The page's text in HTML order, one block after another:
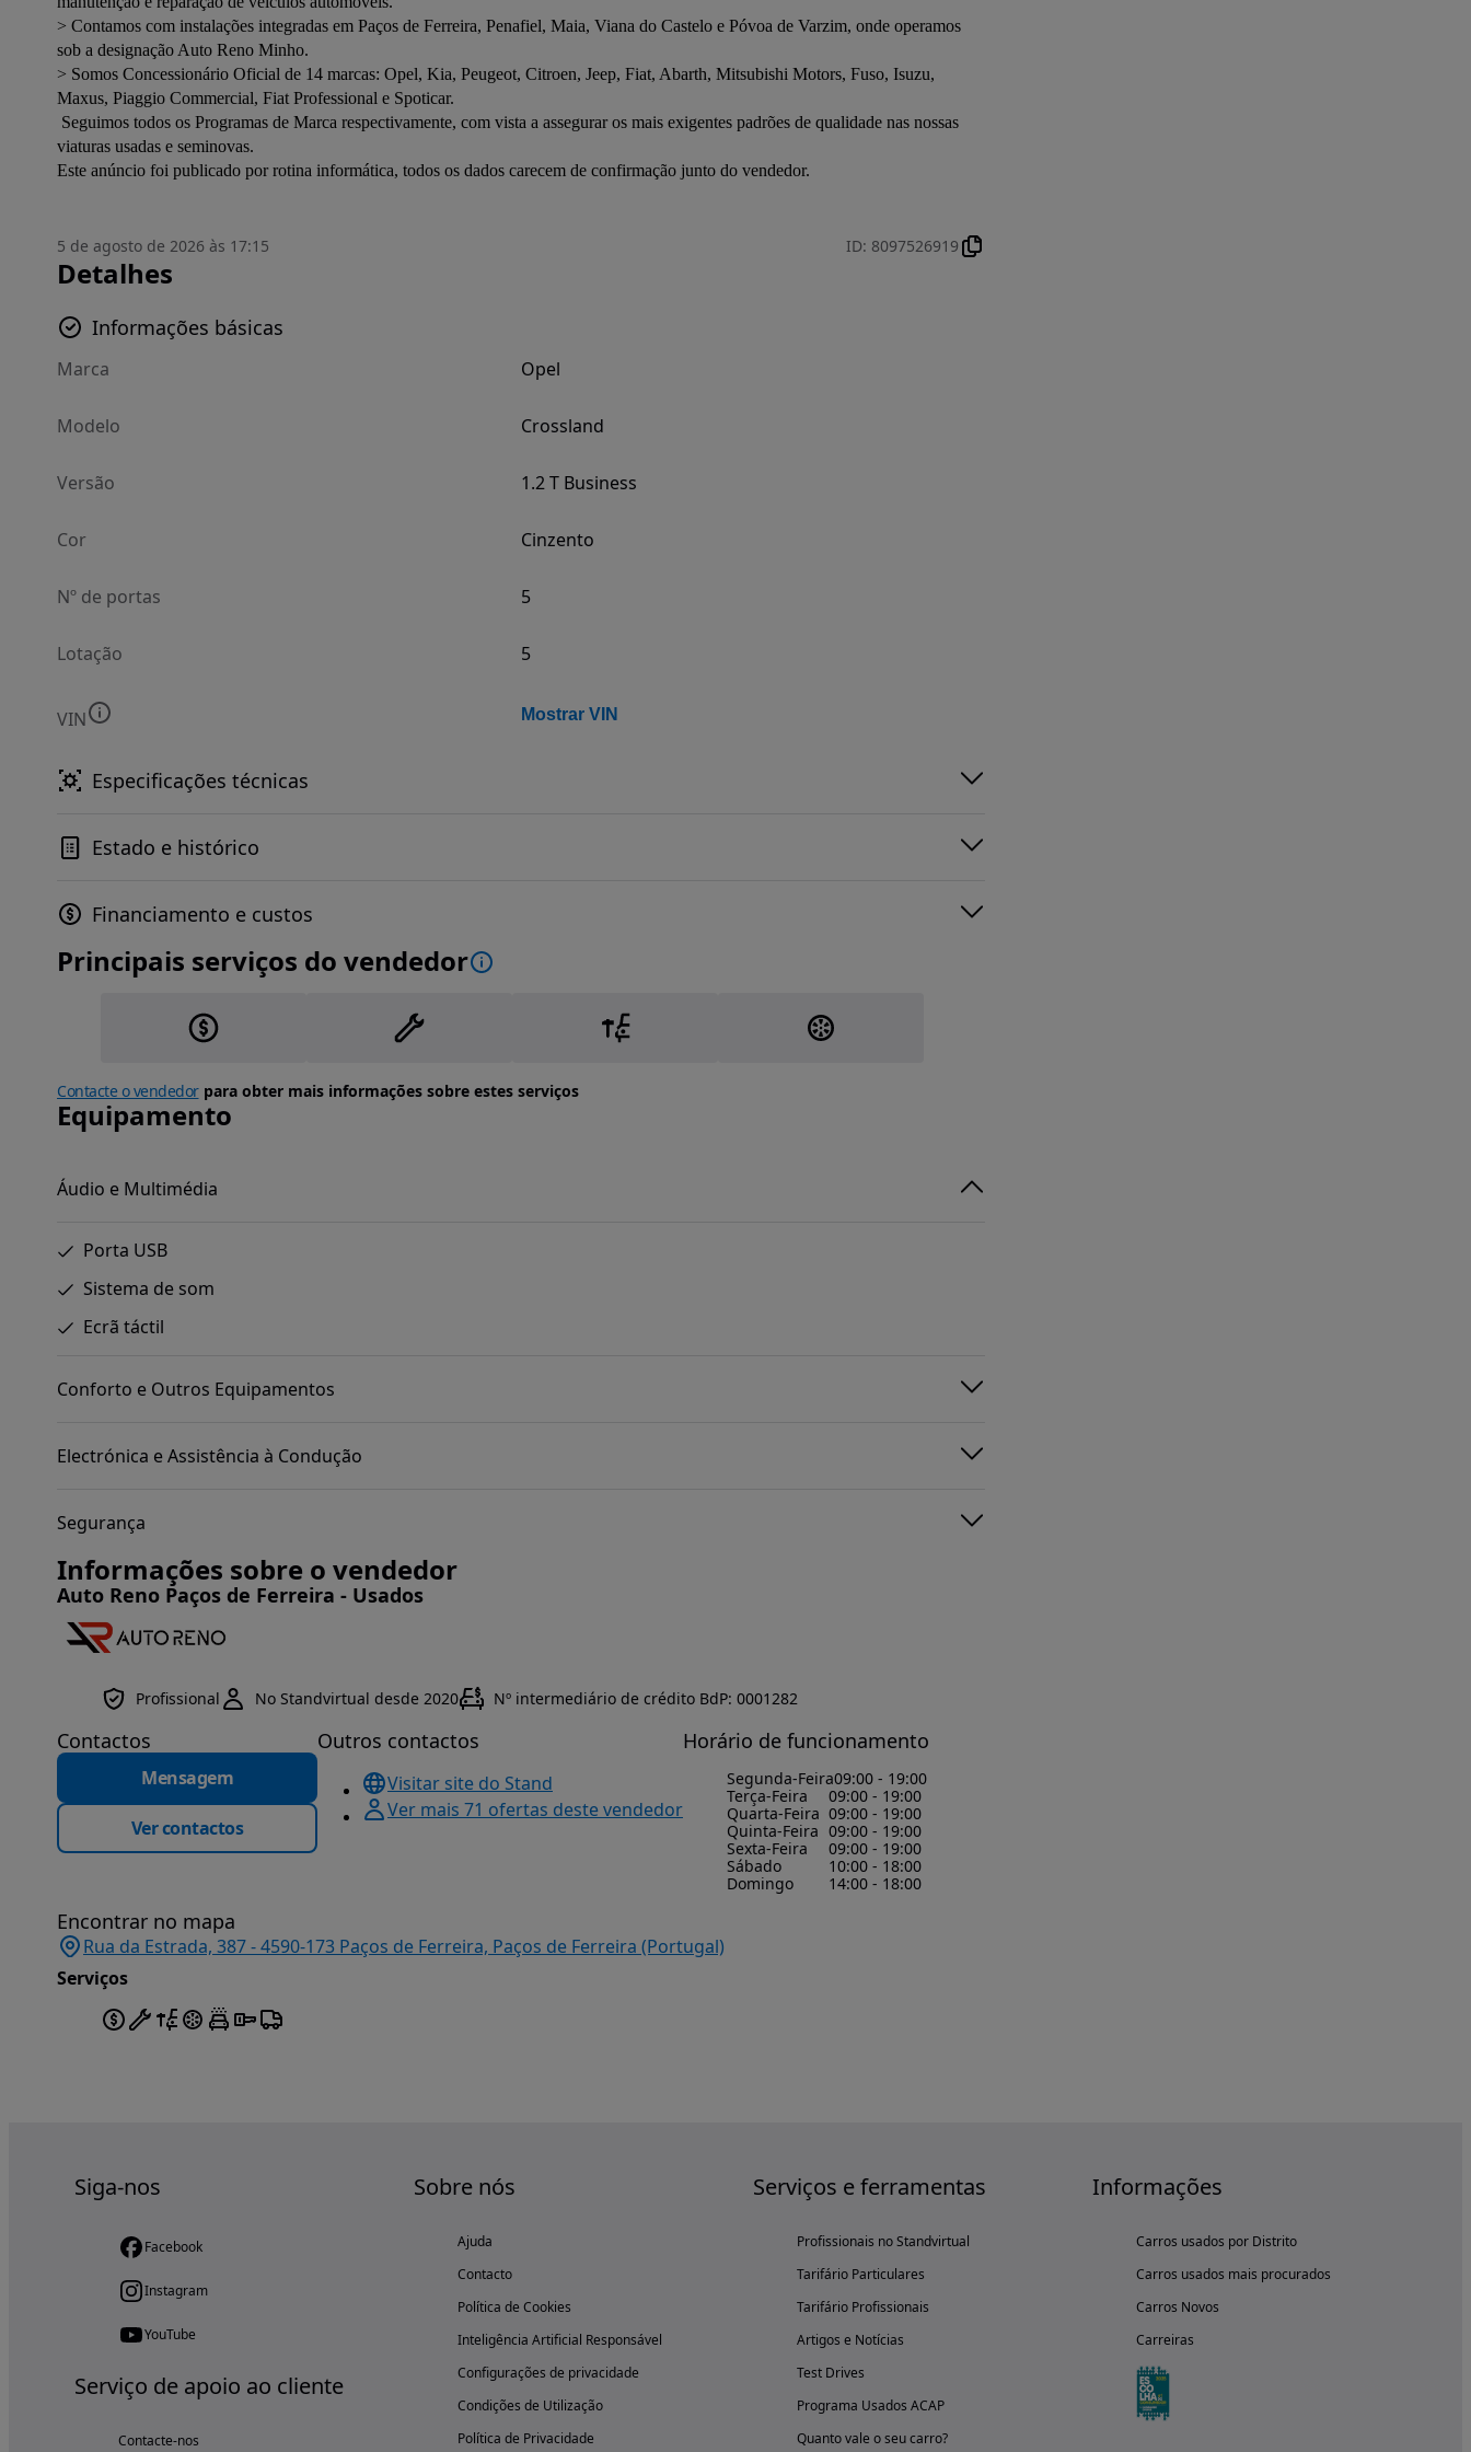
> Contamos com instalações integradas em Paços de Ferreira, Penafiel, Maia, Viana do Castelo e Póvoa de Varzim, onde operamos
sob a designação Auto Reno Minho.
> Somos Concessionário Oficial de 14 marcas: Opel, Kia, Peugeot, Citroen, Jeep, Fiat, Abarth, Mitsubishi Motors, Fuso, Isuzu,
Maxus, Piaggio Commercial, Fiat Professional e Spoticar.
viaturas usadas e seminovas.
Este anúncio foi publicado por rotina informática, todos os dados carecem de confirmação junto do vendedor.
5 de agosto de 2026 às 17:15 ID: 8097526919
Detalhes
Informações básicas
Marca Opel
Modelo Crossland
Versão 1.2 T Business
Cor Cinzento
Nº de portas 5
Lotação 5
VIN Mostrar VIN
Especificações técnicas
Estado e histórico
Financiamento e custos
Principais serviços do vendedor
Contacte o vendedorpara obter mais informações sobre estes serviços
Equipamento
Áudio e Multimédia
Porta USB
Sistema de som
Ecrã táctil
Conforto e Outros Equipamentos
Electrónica e Assistência à Condução
Segurança
Informações sobre o vendedor
Auto Reno Paços de Ferreira - Usados
Profissional No Standvirtual desde 2020 Nº intermediário de crédito BdP: 0001282
Contactos
Mensagem
Ver contactos
Outros contactos
Visitar site do Stand
Ver mais 71 ofertas deste vendedor
Horário de funcionamento
Segunda-Feira09:00 - 19:00
Terça-Feira
09:00 - 19:00
Quarta-Feira 09:00 - 19:00
Quinta-Feira 09:00 - 19:00
Sexta-Feira
09:00 - 19:00
Sábado
10:00 - 18:00
Domingo
14:00 - 18:00
Encontrar no mapa
Rua da Estrada, 387 - 4590-173 Paços de Ferreira, Paços de Ferreira (Portugal)
Serviços
Siga-nos
Facebook
Instagram
YouTube
Serviço de apoio ao cliente
Contacte-nos
Sobre nós
Ajuda
Contacto
Política de Cookies
Inteligência Artificial Responsável
Configurações de privacidade
Condições de Utilização
Política de Privacidade
Serviços e ferramentas
Profissionais no Standvirtual
Tarifário Particulares
Tarifário Profissionais
Artigos e Notícias
Test Drives
Programa Usados ACAP
Quanto vale o seu carro?
Informações
Carros usados por Distrito
Carros usados mais procurados
Carros Novos
Carreiras